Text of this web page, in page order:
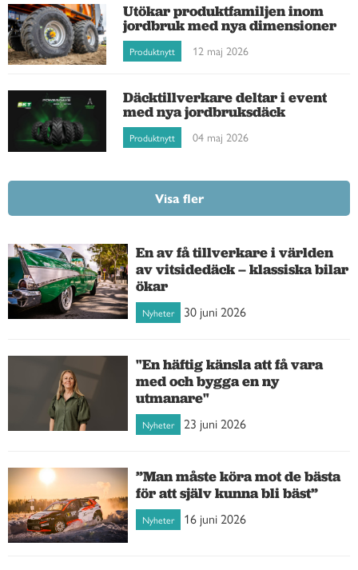
Utökar produktfamiljen inom
jordbruk med nya dimensioner
Produktnytt 12 maj 2026
Däcktillverkare deltar i event
med nya jordbruksdäck
Produktnytt 04 maj 2026
Visa fler
En av få tillverkare i världen
av vitsidedäck – klassiska bilar
ökar
Nyheter 30 juni 2026
"En häftig känsla att få vara
med och bygga en ny
utmanare"
Nyheter 23 juni 2026
”Man måste köra mot de bästa
för att själv kunna bli bäst”
Nyheter 16 juni 2026